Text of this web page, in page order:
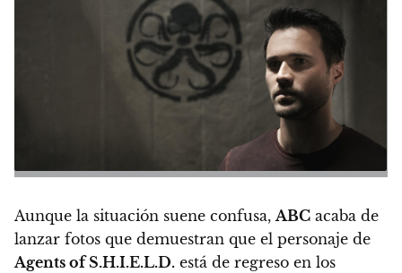
Aunque la situación suene confusa,ABC acaba de
lanzar fotos que demuestran que el personaje de
Agents of S.H.I.E.L.D. está de regreso en los